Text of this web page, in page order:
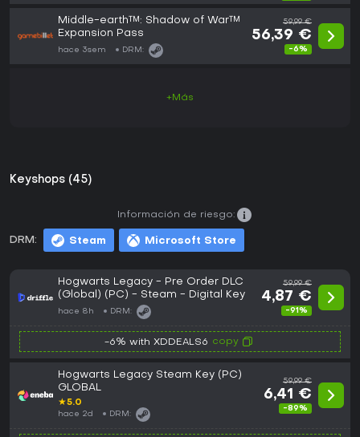
Middle-earth™: Shadow of War™
Expansion Pass
hace 3sem DRM:
59,99 €
56,39 €
-6%
+Más
Keyshops (45)
DRM: Steam Microsoft Store
Información de riesgo:
Hogwarts Legacy - Pre Order DLC
(Global) (PC) - Steam - Digital Key
hace 8h DRM:
59,99 €
4,87 €
-91%
-6% with XDDEALS6 copy
Hogwarts Legacy Steam Key (PC)
GLOBAL
★5.0
hace 2d DRM:
59,99 €
6,41 €
-89%